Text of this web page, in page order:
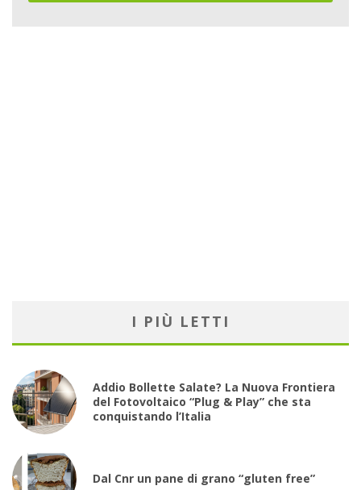
I PIÙ LETTI
Addio Bollette Salate? La Nuova Frontiera
del Fotovoltaico “Plug & Play” che sta
conquistando l’Italia
Dal Cnr un pane di grano “gluten free”